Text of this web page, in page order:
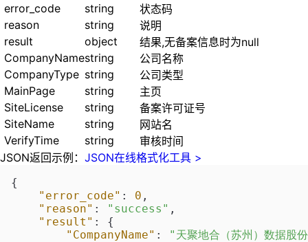
error_code
string
状态码
reason
string
说明
result
object
结果,无备案信息时为null
CompanyNamestring
公司名称
CompanyType string
公司类型
MainPage
string
主页
SiteLicense
string
备案许可证号
SiteName
string
网站名
VerifyTime
string
审核时间
JSON返回示例： JSON在线格式化工具 >
{
"error_code" : 0 ,
"reason" : "success" ,
"result" :
{
"CompanyName" :
"天聚地合（苏州）数据股